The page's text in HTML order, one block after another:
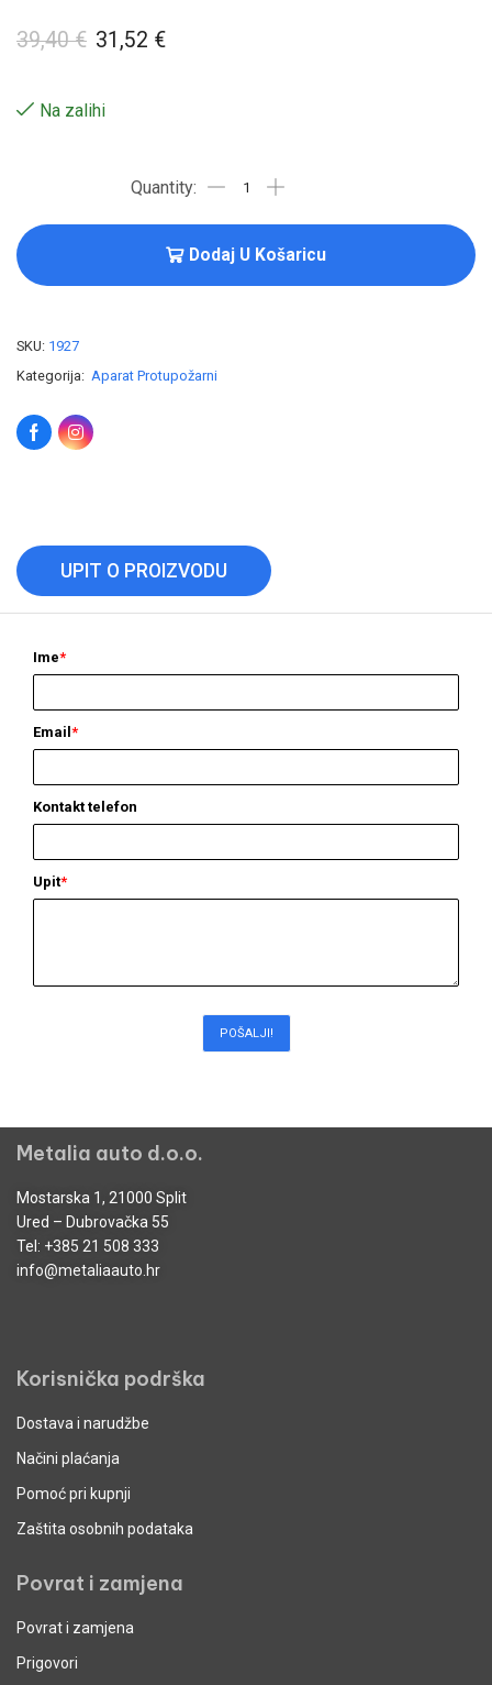
39,40€ 31,52 €
Na zalihi
Dodaj U Košaricu
SKU: 1927
Kategorija: Aparat Protupožarni
UPIT O PROIZVODU
Ime*
Email *
Kontakt telefon
Upit*
POŠALJI!
Metalia auto d.o.o.
Mostarska 1, 21000 Split
Ured – Dubrovačka 55
Tel: +385 21 508 333
info@metaliaauto.hr
Korisnička podrška
Dostava i narudžbe
Načini plaćanja
Pomoć pri kupnji
Zaštita osobnih podataka
Povrat i zamjena
Povrat i zamjena
Prigovori